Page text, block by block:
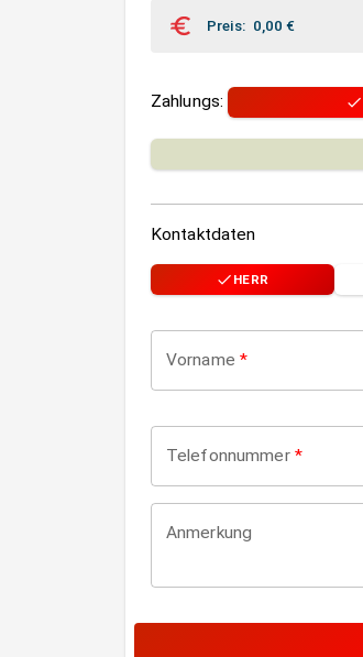
Preis: 0,00 €
Zahlungs:
Kontaktdaten
HERR
Vorname *
Telefonnummer *
Anmerkung